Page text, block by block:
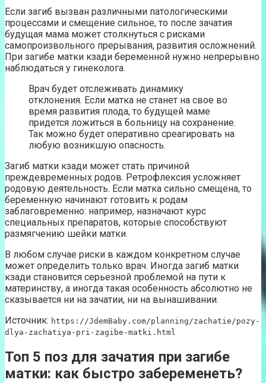
Если загиб вызван различными патологическими
процессами и смещение сильное, то после зачатия
будущая мама может столкнуться с рисками
самопроизвольного прерывания, развития осложнений.
При загибе матки кзади беременной нужно непрерывно
наблюдаться у гинеколога.
Врач будет отслеживать динамику
отклонения. Если матка не станет на свое во
время развития плода, то будущей маме
придется ложиться в больницу на сохранение.
Так можно будет оперативно среагировать на
любую возникшую опасность.
Загиб матки кзади может стать причиной
преждевременных родов. Ретрофлексия усложняет
родовую деятельность. Если матка сильно смещена, то
беременную начинают готовить к родам
заблаговременно: например, назначают курс
специальных препаратов, которые способствуют
размягчению шейки матки.
В любом случае риски в каждом конкретном случае
может определить только врач. Иногда загиб матки
кзади становится серьезной проблемой на пути к
материнству, а иногда такая особенность абсолютно не
сказывается ни на зачатии, ни на вынашивании.
Источник: https://JdemBaby.com/planning/zachatie/pozy-
dlya-zachatiya-pri-zagibe-matki.html
Топ 5 поз для зачатия при загибе
матки: как быстро забеременеть?